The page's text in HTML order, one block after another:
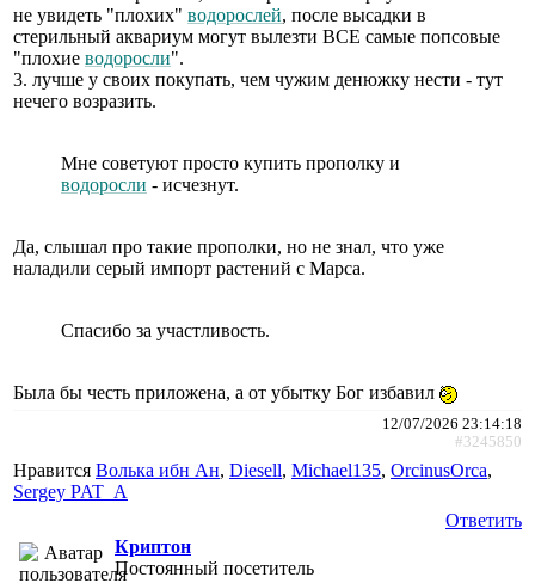
не увидеть "плохих" водорослей, после высадки в
стерильный аквариум могут вылезти ВСЕ самые попсовые
"плохие водоросли".
3. лучше у своих покупать, чем чужим денюжку нести - тут
нечего возразить.
Мне советуют просто купить прополку и
водоросли - исчезнут.
Да, слышал про такие прополки, но не знал, что уже
наладили серый импорт растений с Марса.
Спасибо за участливость.
Была бы честь приложена, а от убытку Бог избавил
12/07/2026 23:14:18
#3245850
Нравится Волька ибн Ан, Diesell, Michael135, ОrcinusОrca,
Sergey PAT_A
Ответить
Криптон
Постоянный посетитель